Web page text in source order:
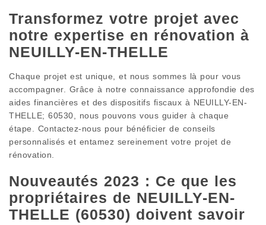
Transformez votre projet avec
notre expertise en rénovation à
NEUILLY-EN-THELLE
Chaque projet est unique, et nous sommes là pour vous
accompagner. Grâce à notre connaissance approfondie des
aides financières et des dispositifs fiscaux à NEUILLY-EN-
THELLE; 60530, nous pouvons vous guider à chaque
étape. Contactez-nous pour bénéficier de conseils
personnalisés et entamez sereinement votre projet de
rénovation.
Nouveautés 2023 : Ce que les
propriétaires de NEUILLY-EN-
THELLE (60530) doivent savoir